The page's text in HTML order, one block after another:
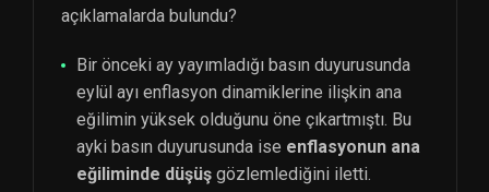
açıklamalarda bulundu?
Bir önceki ay yayımladığı basın duyurusunda
eylül ayı enflasyon dinamiklerine ilişkin ana
eğilimin yüksek olduğunu öne çıkartmıştı. Bu
ayki basın duyurusunda ise enflasyonun ana
eğiliminde düşüş gözlemlediğini iletti.